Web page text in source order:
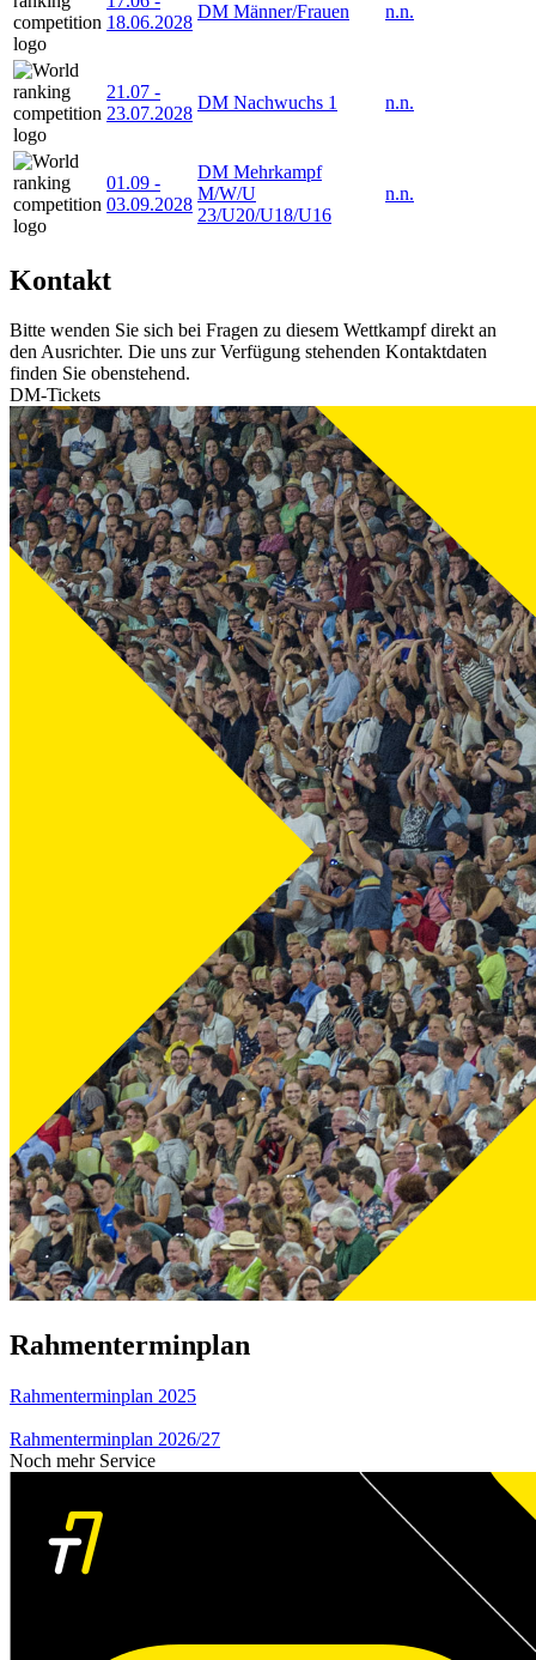
18.06.2028
DM Männer/Frauen n.n.
21.07 -
23.07.2028
DM Nachwuchs 1 n.n.
01.09 -
03.09.2028
DM Mehrkampf
M/W/U
23/U20/U18/U16
n.n.
Kontakt
Bitte wenden Sie sich bei Fragen zu diesem Wettkampf direkt an
den Ausrichter. Die uns zur Verfügung stehenden Kontaktdaten
finden Sie obenstehend.
DM-Tickets
Rahmenterminplan
Rahmenterminplan 2025
Rahmenterminplan 2026/27
Noch mehr Service